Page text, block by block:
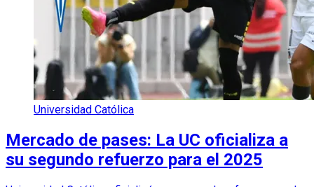
Universidad Católica
Mercado de pases: La UC oficializa a
su segundo refuerzo para el 2025